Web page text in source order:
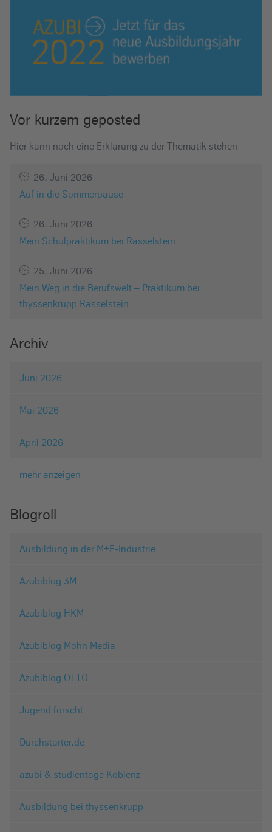
Vor kurzem geposted
Hier kann noch eine Erklärung zu der Thematik stehen
26. Juni 2026
Auf in die Sommerpause
26. Juni 2026
Mein Schulpraktikum bei Rasselstein
25. Juni 2026
Mein Weg in die Berufswelt – Praktikum bei
thyssenkrupp Rasselstein
Archiv
Juni 2026
Mai 2026
April 2026
mehr anzeigen
Blogroll
Ausbildung in der M+E-Industrie
Azubiblog 3M
Azubiblog HKM
Azubiblog Mohn Media
Azubiblog OTTO
Jugend forscht
Durchstarter.de
azubi & studientage Koblenz
Ausbildung bei thyssenkrupp